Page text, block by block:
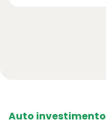
Auto investimento